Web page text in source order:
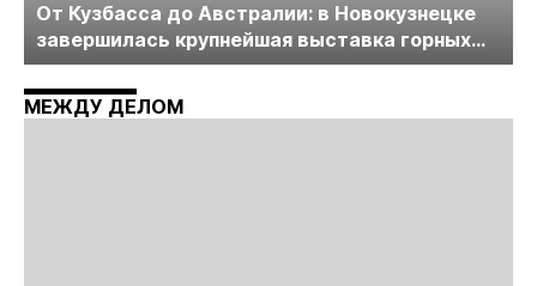
От Кузбасса до Австралии: в Новокузнецке
завершилась крупнейшая выставка горных
технологий «Недра России. Уголь России и
Майнинг»
МЕЖДУ ДЕЛОМ